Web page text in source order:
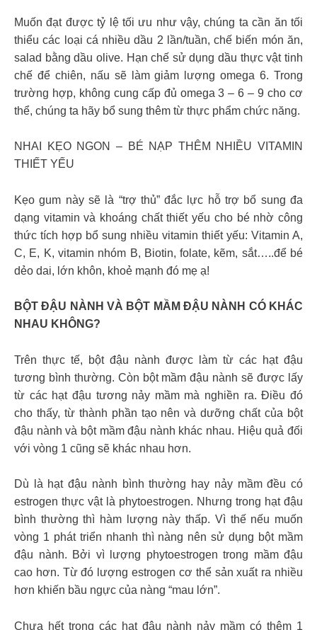
Muốn đạt được tỷ lệ tối ưu như vậy, chúng ta cần ăn tối
thiểu các loại cá nhiều dầu 2 lần/tuần, chế biến món ăn,
salad bằng dầu olive. Hạn chế sử dụng dầu thực vật tinh
chế để chiên, nấu sẽ làm giảm lượng omega 6. Trong
trường hợp, không cung cấp đủ omega 3 – 6 – 9 cho cơ
thể, chúng ta hãy bổ sung thêm từ thực phẩm chức năng.
NHAI KẸO NGON – BÉ NẠP THÊM NHIỀU VITAMIN
THIẾT YẾU
Kẹo gum này sẽ là “trợ thủ” đắc lực hỗ trợ bổ sung đa
dạng vitamin và khoáng chất thiết yếu cho bé nhờ công
thức tích hợp bổ sung nhiều vitamin thiết yếu: Vitamin A,
C, E, K, vitamin nhóm B, Biotin, folate, kẽm, sắt…..để bé
dẻo dai, lớn khôn, khoẻ mạnh đó mẹ ạ!
BỘT ĐẬU NÀNH VÀ BỘT MẦM ĐẬU NÀNH CÓ KHÁC
NHAU KHÔNG?
Trên thực tế, bột đậu nành được làm từ các hạt đậu
tương bình thường. Còn bột mầm đậu nành sẽ được lấy
từ các hạt đậu tương nảy mầm mà nghiền ra. Điều đó
cho thấy, từ thành phần tạo nên và dưỡng chất của bột
đậu nành và bột mầm đậu nành khác nhau. Hiệu quả đối
với vòng 1 cũng sẽ khác nhau hơn.
Dù là hạt đậu nành bình thường hay nảy mầm đều có
estrogen thực vật là phytoestrogen. Nhưng trong hạt đậu
bình thường thì hàm lượng này thấp. Vì thế nếu muốn
vòng 1 phát triển nhanh thì nàng nên sử dụng bột mầm
đậu nành. Bởi vì lượng phytoestrogen trong mầm đậu
cao hơn. Từ đó lượng estrogen cơ thể sản xuất ra nhiều
hơn khiến bầu ngực của nàng “mau lớn”.
Chưa hết trong các hạt đậu nành nảy mầm có thêm 1